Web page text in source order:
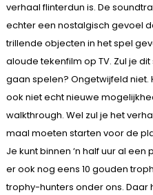
verhaal flinterdun is. De
echter een nostalgisch gevoel
trillende objecten in het spel
aloude tekenfilm op TV. Zul je
gaan spelen? Ongetwijfeld niet.
ook niet echt nieuwe
walkthrough. Wel zul je het
maal moeten starten voor de
Je kunt binnen ‘n half uur al
er ook nog eens 10 gouden
trophy-hunters onder ons. Daar